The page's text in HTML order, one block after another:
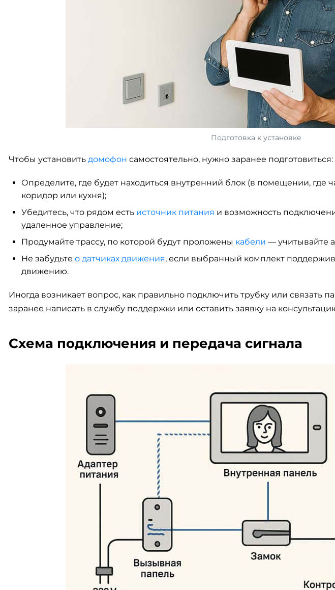
Подготовка к установке
Чтобы установить домофон самостоятельно, нужно заранее подготовиться:
Определите, где будет находиться внутренний блок (в помещении, где
коридор или кухня);
Убедитесь, что рядом есть источник питания и возможность
удаленное управление;
Продумайте трассу, по которой будут проложены кабели — учитывайте
Не забудьте о датчиках движения, если выбранный комплект
движению.
Иногда возникает вопрос, как правильно подключить трубку или связать
заранее написать в службу поддержки или оставить заявку на
Схема подключения и передача сигнала